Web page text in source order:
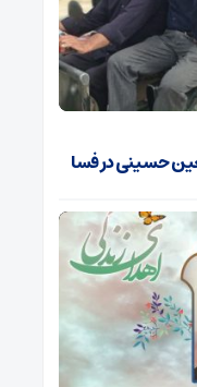
حسینی در فسا